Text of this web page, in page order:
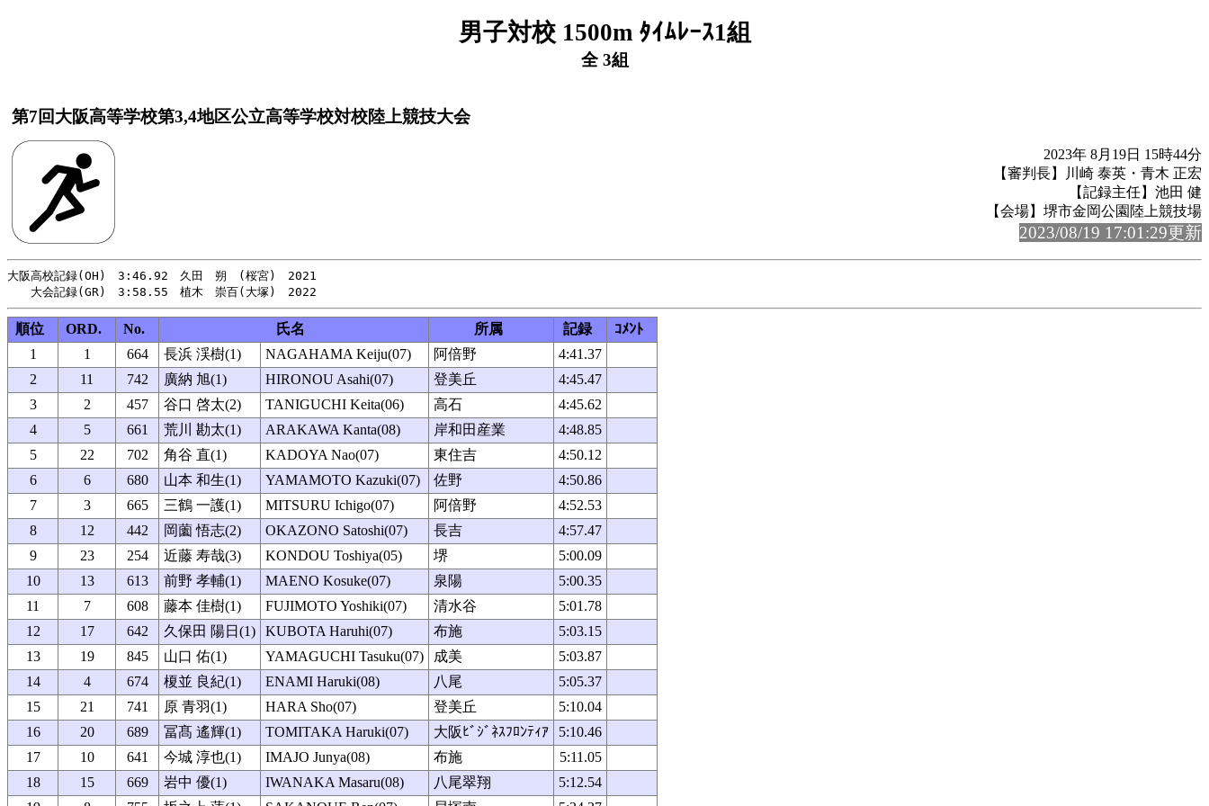
男子対校 1500m ﾀｲﾑﾚｰｽ1組
全 3組
第7回大阪高等学校第3,4地区公立高等学校対校陸上競技大会
2023年 8月19日 15時44分
【審判長】川崎 泰英・青木 正宏
【記録主任】池田 健
【会場】堺市金岡公園陸上競技場
2023/08/19 17:01:29更新
大阪高校記録(OH)　3:46.92　久田　朔　(桜宮)　2021
順位 ORD. No. 氏名 所属 記録
ｺﾒﾝﾄ
1
1 664 長浜 渓樹(1) NAGAHAMA Keiju(07) 阿倍野
4:41.37
2
11 742 廣納 旭(1) HIRONOU Asahi(07) 登美丘
4:45.47
3
2 457 谷口 啓太(2) TANIGUCHI Keita(06) 高石
4:45.62
4
5 661 荒川 勘太(1) ARAKAWA Kanta(08) 岸和田産業
4:48.85
5
22 702 角谷 直(1) KADOYA Nao(07) 東住吉
4:50.12
6
6 680 山本 和生(1) YAMAMOTO Kazuki(07) 佐野
4:50.86
7
3 665 三鶴 一護(1) MITSURU Ichigo(07) 阿倍野
4:52.53
8
12 442 岡薗 悟志(2) OKAZONO Satoshi(07) 長吉
4:57.47
9
23 254 近藤 寿哉(3) KONDOU Toshiya(05) 堺
5:00.09
10
13 613 前野 孝輔(1) MAENO Kosuke(07) 泉陽
5:00.35
11
7 608 藤本 佳樹(1) FUJIMOTO Yoshiki(07) 清水谷
5:01.78
12
17 642 久保田 陽日(1) KUBOTA Haruhi(07) 布施
5:03.15
13
19 845 山口 佑(1) YAMAGUCHI Tasuku(07) 成美
5:03.87
14
4 674 榎並 良紀(1) ENAMI Haruki(08) 八尾
5:05.37
15
21 741 原 青羽(1) HARA Sho(07) 登美丘
5:10.04
16
20 689 冨髙 遙輝(1) TOMITAKA Haruki(07) 大阪ﾋﾞｼﾞﾈｽﾌﾛﾝﾃｨｱ
5:10.46
17
10 641 今城 淳也(1) IMAJO Junya(08) 布施
5:11.05
18
15 669 岩中 優(1) IWANAKA Masaru(08) 八尾翠翔
5:12.54